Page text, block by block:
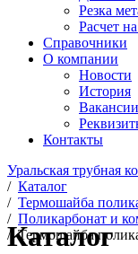
Резка
Расчет
Справочники
О компании
Новости
История
Вакансии
Контакты
Уральская трубная
/ Каталог
/ Термошайба
/ Поликарбонат и
/ Термошайба
Каталог